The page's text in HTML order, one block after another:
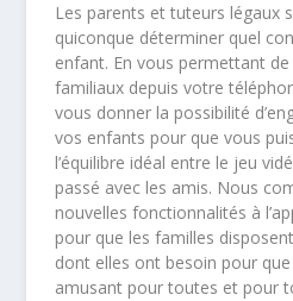
Les parents et tuteurs légaux
quiconque déterminer quel
enfant. En vous permettant
familiaux depuis votre
vous donner la possibilité
vos enfants pour que vous
l’équilibre idéal entre le jeu
passé avec les amis. Nous
nouvelles fonctionnalités à
pour que les familles
dont elles ont besoin pour
amusant pour toutes et pour